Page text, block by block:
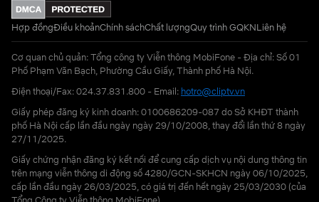
Hợp đồngĐiều khoảnChính sáchChất lượngQuy trình GQKNLiên hệ
Cơ quan chủ quản: Tổng công ty Viễn thông MobiFone - Địa chỉ: Số 01
Phố Phạm Văn Bạch, Phường Cầu Giấy, Thành phố Hà Nội.
Điện thoại/Fax: 024.37.831.800 - Email: hotro@cliptv.vn
Giấy phép đăng ký kinh doanh: 0100686209-087 do Sở KHĐT thành
phố Hà Nội cấp lần đầu ngày ngày 29/10/2008, thay đổi lần thứ 8 ngày
27/11/2025.
Giấy chứng nhận đăng ký kết nối để cung cấp dịch vụ nội dung thông tin
trên mạng viễn thông di động số 4280/GCN-SKHCN ngày 06/10/2025,
cấp lần đầu ngày 26/03/2025, có giá trị đến hết ngày 25/03/2030 (của